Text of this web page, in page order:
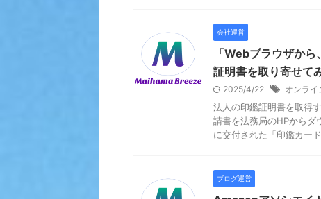
会社運営
「Webブラウザか
証明書を取り寄せて
2025/4/22 オンライ
法人の印鑑証明書を取得
請書を法務局のHPからダ
に交付された「印鑑カー
ブログ運営